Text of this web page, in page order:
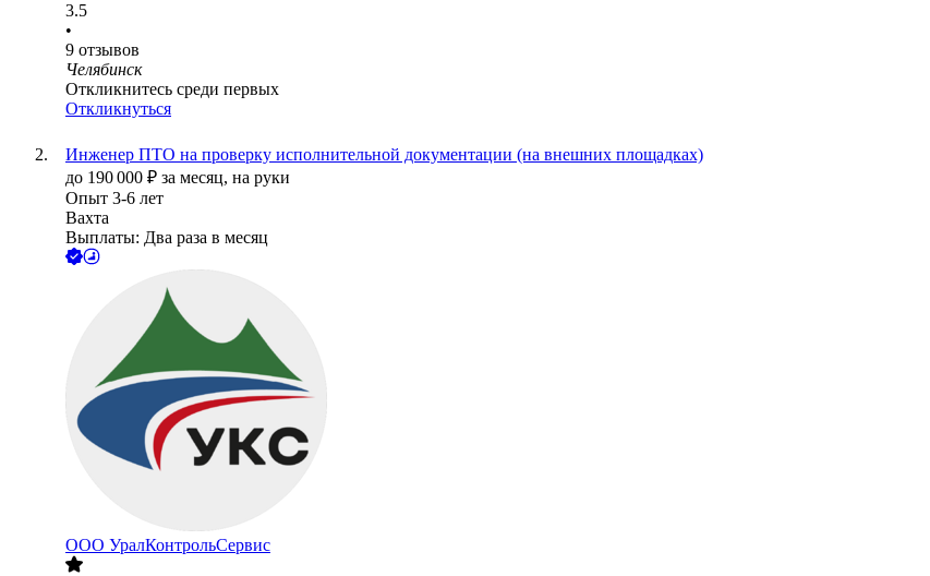
3.5
•
9 отзывов
Челябинск
Откликнитесь среди первых
Откликнуться
Инженер ПТО на проверку исполнительной документации (на внешних площадках)
до 190 000 ₽ за месяц, на руки
Опыт 3-6 лет
Вахта
Выплаты: Два раза в месяц
ООО УралКонтрольСервис